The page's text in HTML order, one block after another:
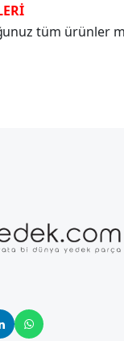
tüm ürünler
